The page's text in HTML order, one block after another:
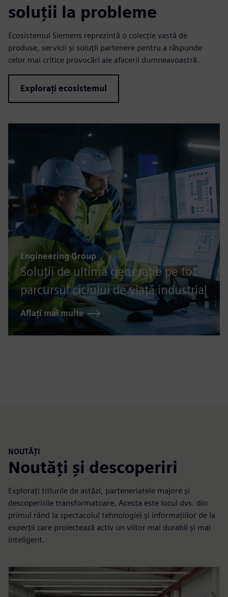
soluții la probleme
Ecosistemul Siemens reprezintă o colecție vastă de
produse, servicii și soluții partenere pentru a răspunde
celor mai critice provocări ale afacerii dumneavoastră.
Explorați ecosistemul
Engineering Group
Soluții de ultimă generație pe tot
parcursul ciclului de viață industrial
Aflați mai multe
NOUTĂȚI
Noutăți și descoperiri
Explorați titlurile de astăzi, parteneriatele majore și
descoperirile transformatoare. Acesta este locul dvs. din
primul rând la spectacolul tehnologiei și informațiilor de la
experții care proiectează activ un viitor mai durabil și mai
inteligent.